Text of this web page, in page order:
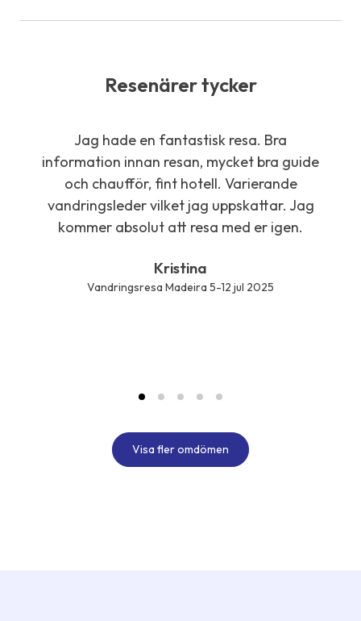
Resenärer tycker
Jag hade en fantastisk resa. Bra
information innan resan, mycket bra guide
och chaufför, fint hotell. Varierande
vandringsleder vilket jag uppskattar. Jag
kommer absolut att resa med er igen.
Kristina
Vandringsresa Madeira 5-12 jul 2025
Visa fler omdömen